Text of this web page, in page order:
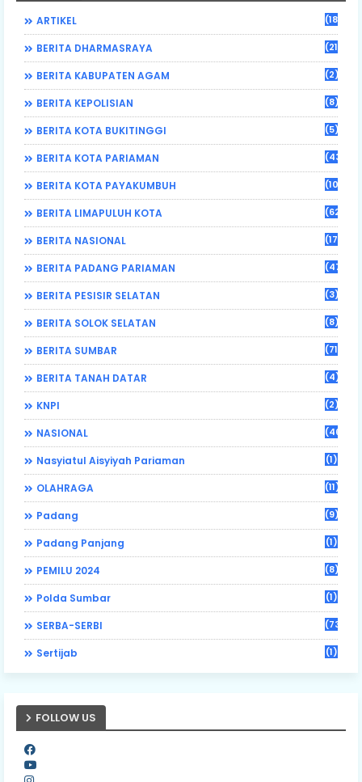
ARTIKEL (184)
BERITA DHARMASRAYA (21)
BERITA KABUPATEN AGAM (2)
BERITA KEPOLISIAN (8)
BERITA KOTA BUKITINGGI (5)
BERITA KOTA PARIAMAN (43)
BERITA KOTA PAYAKUMBUH (108)
BERITA LIMAPULUH KOTA (62)
BERITA NASIONAL (17)
BERITA PADANG PARIAMAN (470)
BERITA PESISIR SELATAN (3)
BERITA SOLOK SELATAN (8)
BERITA SUMBAR (71)
BERITA TANAH DATAR (4)
KNPI (2)
NASIONAL (46)
Nasyiatul Aisyiyah Pariaman (1)
OLAHRAGA (11)
Padang (9)
Padang Panjang (1)
PEMILU 2024 (8)
Polda Sumbar (1)
SERBA-SERBI (73)
Sertijab (1)
FOLLOW US